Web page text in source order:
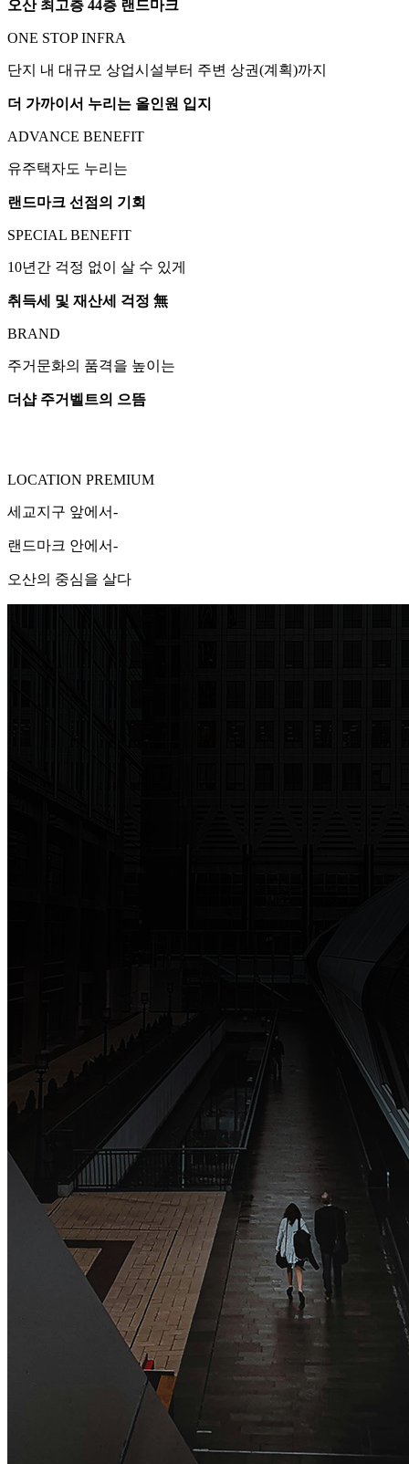
오산 최고층 44층 랜드마크
ONE STOP INFRA
단지 내 대규모 상업시설부터 주변 상권(계획)까지
더 가까이서 누리는 올인원 입지
ADVANCE BENEFIT
유주택자도 누리는
랜드마크 선점의 기회
SPECIAL BENEFIT
10년간 걱정 없이 살 수 있게
취득세 및 재산세 걱정 無
BRAND
주거문화의 품격을 높이는
더샵 주거벨트의 으뜸
LOCATION PREMIUM
세교지구 앞에서-
랜드마크 안에서-
오산의 중심을 살다